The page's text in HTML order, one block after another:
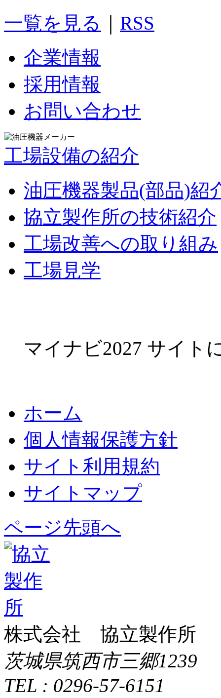
一覧を見る
RSS
企業情報
採用情報
お問い合わせ
工場設備の紹介
油圧機器製品(部品)紹
協立製作所の技術紹介
工場改善への取り組み
工場見学
マイナビ2027 サイト
ホーム
個人情報保護方針
サイト利用規約
サイトマップ
ページ先頭へ
株式会社 協立製作所
茨城県筑西市三郷1239
TEL : 0296-57-6151